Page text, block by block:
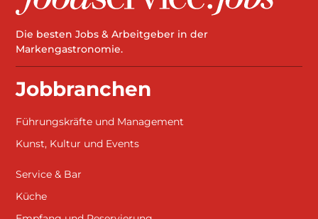
Die besten Jobs & Arbeitgeber in der
Markengastronomie.
Jobbranchen
Führungskräfte und Management
Kunst, Kultur und Events
Service & Bar
Küche